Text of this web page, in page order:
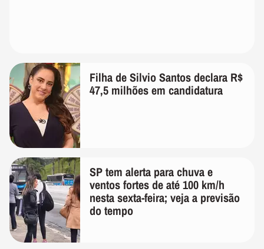
Filha de Silvio Santos declara R$
47,5 milhões em candidatura
SP tem alerta para chuva e
ventos fortes de até 100 km/h
nesta sexta-feira; veja a previsão
do tempo